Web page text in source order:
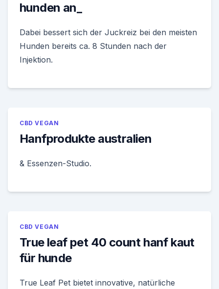
hunden an_
Dabei bessert sich der Juckreiz bei den meisten
Hunden bereits ca. 8 Stunden nach der
Injektion.
CBD VEGAN
Hanfprodukte australien
& Essenzen-Studio.
CBD VEGAN
True leaf pet 40 count hanf kaut
für hunde
True Leaf Pet bietet innovative, natürliche